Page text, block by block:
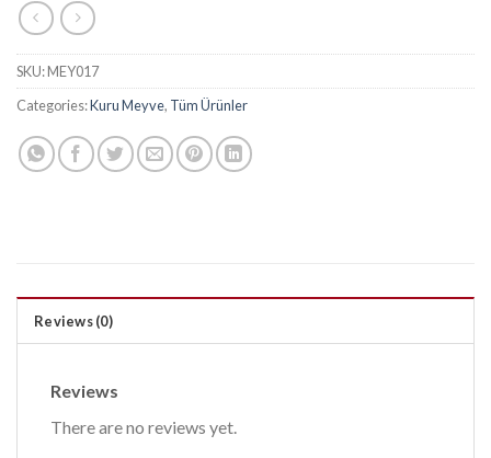
SKU:MEY017
Categories:Kuru Meyve, Tüm Ürünler
Reviews (0)
Reviews
There are no reviews yet.